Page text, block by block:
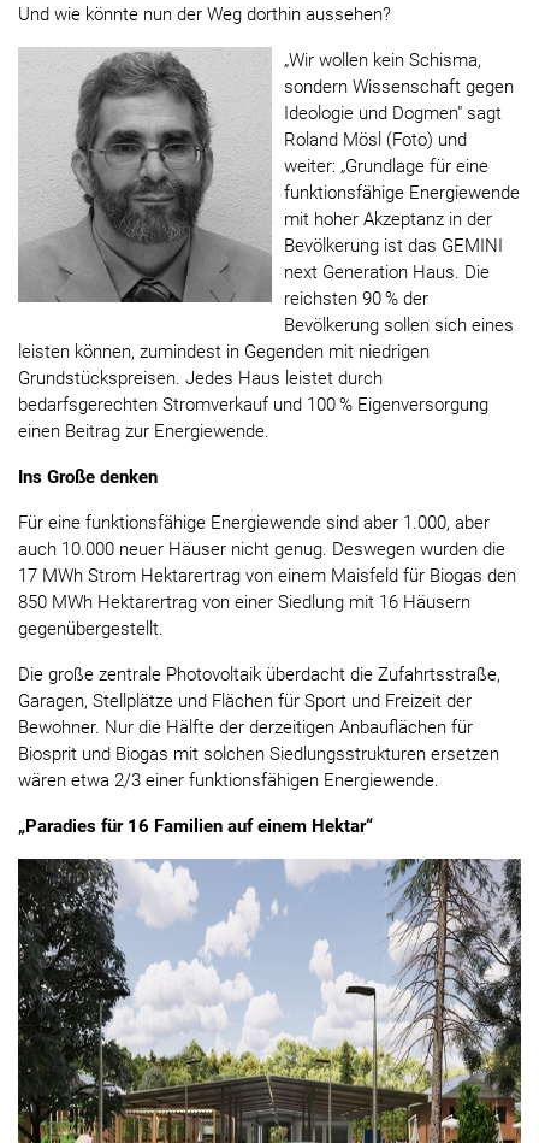
Und wie könnte nun der Weg dorthin aussehen?
„Wir wollen kein Schisma,
sondern Wissenschaft gegen
Ideologie und Dogmen" sagt
Roland Mösl (Foto) und
weiter: „Grundlage für eine
funktionsfähige Energiewende
mit hoher Akzeptanz in der
Bevölkerung ist das GEMINI
next Generation Haus. Die
reichsten 90 % der
Bevölkerung sollen sich eines
leisten können, zumindest in Gegenden mit niedrigen
Grundstückspreisen. Jedes Haus leistet durch
bedarfsgerechten Stromverkauf und 100 % Eigenversorgung
einen Beitrag zur Energiewende.
Ins Große denken
Für eine funktionsfähige Energiewende sind aber 1.000, aber
auch 10.000 neuer Häuser nicht genug. Deswegen wurden die
17 MWh Strom Hektarertrag von einem Maisfeld für Biogas den
850 MWh Hektarertrag von einer Siedlung mit 16 Häusern
gegenübergestellt.
Die große zentrale Photovoltaik überdacht die Zufahrtsstraße,
Garagen, Stellplätze und Flächen für Sport und Freizeit der
Bewohner. Nur die Hälfte der derzeitigen Anbauflächen für
Biosprit und Biogas mit solchen Siedlungsstrukturen ersetzen
wären etwa 2/3 einer funktionsfähigen Energiewende.
„Paradies für 16 Familien auf einem Hektar“